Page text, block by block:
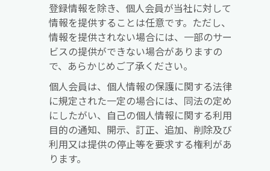
登録情報を除き、個人会員が当社に対して
情報を提供することは任意です。ただし、
情報を提供されない場合には、一部のサー
ビスの提供ができない場合がありますの
で、あらかじめご了承ください。
個人会員は、個人情報の保護に関する法律
に規定された一定の場合には、同法の定め
にしたがい、自己の個人情報に関する利用
目的の通知、開示、訂正、追加、削除及び
利用又は提供の停止等を要求する権利があ
ります。